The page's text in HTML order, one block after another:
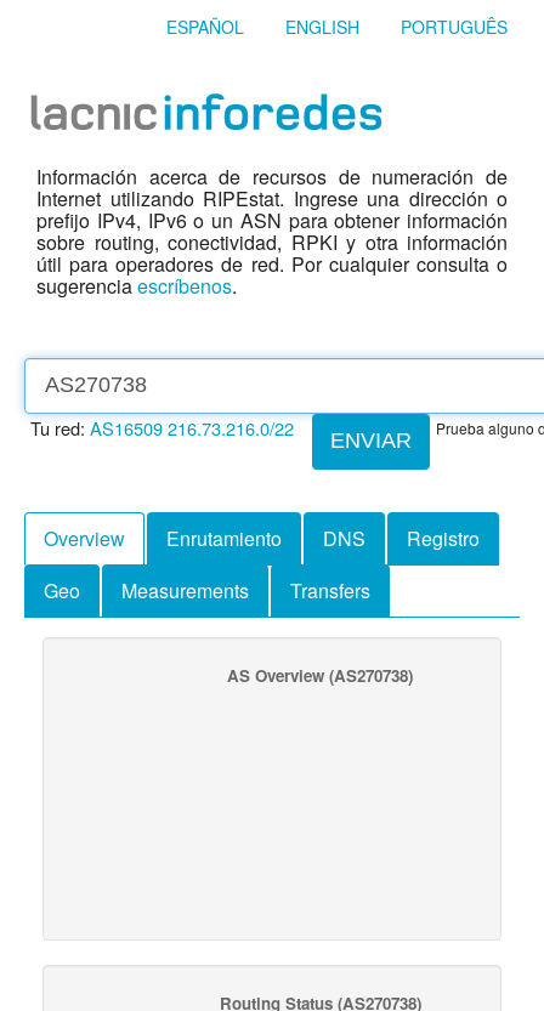
ESPAÑOL ENGLISH PORTUGUÊS
Información acerca de recursos de numeración de
Internet utilizando RIPEstat. Ingrese una dirección o
prefijo IPv4, IPv6 o un ASN para obtener información
sobre routing, conectividad, RPKI y otra información
útil para operadores de red. Por cualquier consulta o
sugerenciaescríbenos.
ENVIAR
Tu red: AS16509216.73.216.0/22 Prueba alguno
Overview Enrutamiento DNS
Registro
Geo
Measurements Transfers
AS Overview (AS270738)
Routing Status(AS270738)